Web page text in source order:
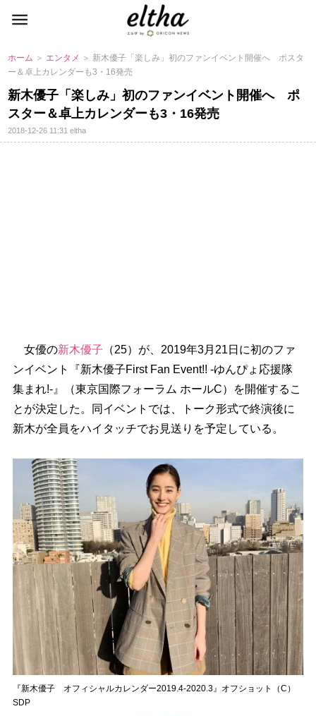
ホーム ＞ エンタメ ＞ 新木優子「楽しみ」初のファンイベント開催へ ポスタ
ー＆卓上カレンダーも3・16発売
新木優子「楽しみ」初のファンイベント開催へ ポ
スター＆卓上カレンダーも3・16発売
2018-12-26 11:31eltha
女優の新木優子 （25）が、2019年3月21日に初のファ
ンイベント『新木優子First Fan Event!! -ゆんぴょ応援隊
集まれ!-』（東京国際フォーラム ホールC）を開催するこ
とが決定した。同イベントでは、トーク形式で終演後に
新木が全員をハイタッチでお見送りを予定している。
『新木優子 オフィシャルカレンダー2019.4-2020.3』オフショット（C）
SDP